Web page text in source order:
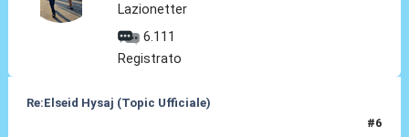
Lazionetter
6.111
Registrato
Re:Elseid Hysaj (Topic Ufficiale)
#6